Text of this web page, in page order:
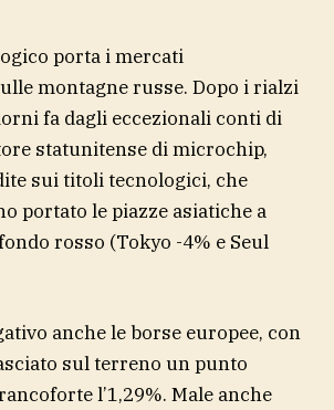
porta i mercati
montagne russe. Dopo i rialzi
fa dagli eccezionali conti di
statunitense di microchip,
sui titoli tecnologici, che
portato le piazze asiatiche a
rosso (Tokyo -4% e Seul
anche le borse europee, con
sul terreno un punto
l’1,29%. Male anche